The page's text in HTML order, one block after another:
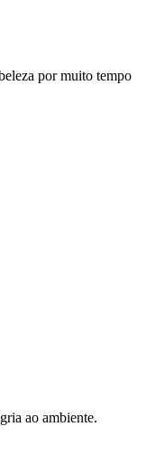
por muito tempo
ao ambiente.